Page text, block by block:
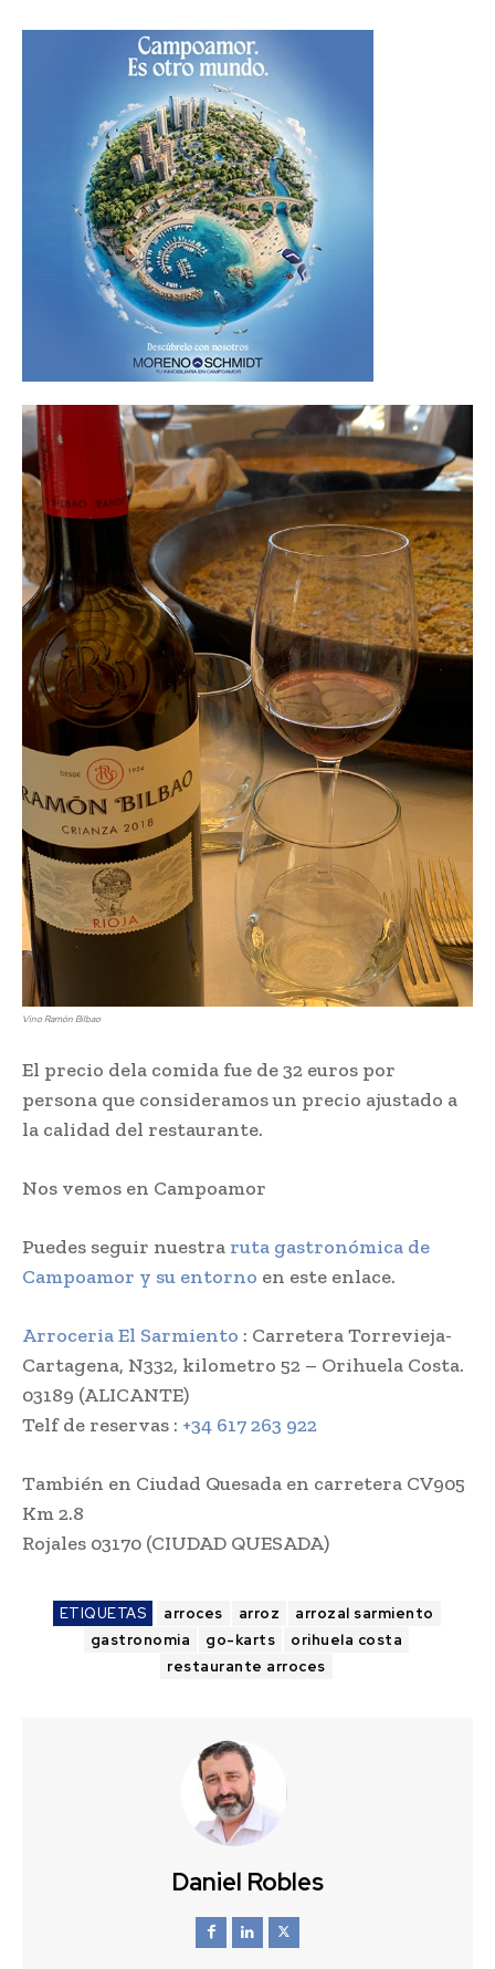
Vino Ramón Bilbao
El precio dela comida fue de 32 euros por
persona que consideramos un precio ajustado a
la calidad del restaurante.
Nos vemos en Campoamor
Puedes seguir nuestra ruta gastronómica de
Campoamor y su entorno en este enlace.
Arroceria El Sarmiento : Carretera Torrevieja-
Cartagena, N332, kilometro 52 – Orihuela Costa.
03189 (ALICANTE)
Telf de reservas : +34 617 263 922
También en Ciudad Quesada en carretera CV905
Km 2.8
Rojales 03170 (CIUDAD QUESADA)
ETIQUETAS arroces arroz
arrozal sarmiento
gastronomia
go-karts
orihuela costa
restaurante arroces
Daniel Robles